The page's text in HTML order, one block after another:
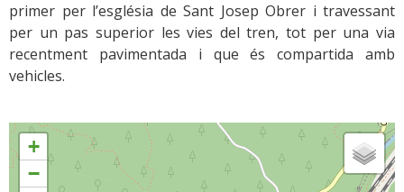
primer per l’església de Sant Josep Obrer i travessant
per un pas superior les vies del tren, tot per una via
recentment pavimentada i que és compartida amb
vehicles.
+
−